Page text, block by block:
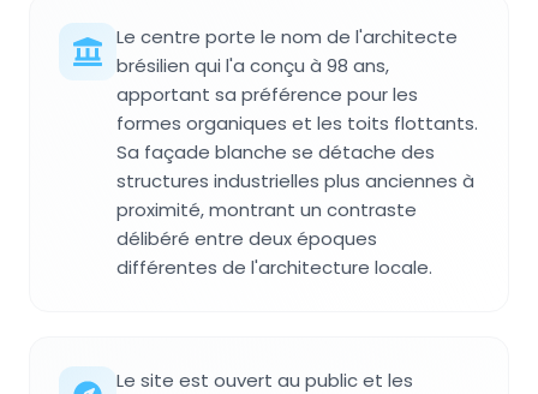
Le centre porte le nom de l'architecte
brésilien qui l'a conçu à 98 ans,
apportant sa préférence pour les
formes organiques et les toits flottants.
Sa façade blanche se détache des
structures industrielles plus anciennes à
proximité, montrant un contraste
délibéré entre deux époques
différentes de l'architecture locale.
Le site est ouvert au public et les